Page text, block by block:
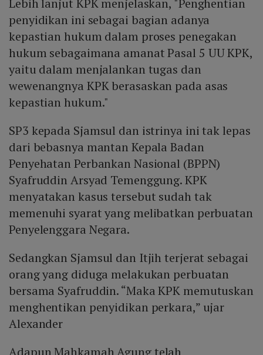
Lebih lanjut KPK menjelaskan, "Penghentian
penyidikan ini sebagai bagian adanya
kepastian hukum dalam proses penegakan
hukum sebagaimana amanat Pasal 5 UU KPK,
yaitu dalam menjalankan tugas dan
wewenangnya KPK berasaskan pada asas
kepastian hukum."
SP3 kepada Sjamsul dan istrinya ini tak lepas
dari bebasnya mantan Kepala Badan
Penyehatan Perbankan Nasional (BPPN)
Syafruddin Arsyad Temenggung. KPK
menyatakan kasus tersebut sudah tak
memenuhi syarat yang melibatkan perbuatan
Penyelenggara Negara.
Sedangkan Sjamsul dan Itjih terjerat sebagai
orang yang diduga melakukan perbuatan
bersama Syafruddin. “Maka KPK memutuskan
menghentikan penyidikan perkara,” ujar
Alexander